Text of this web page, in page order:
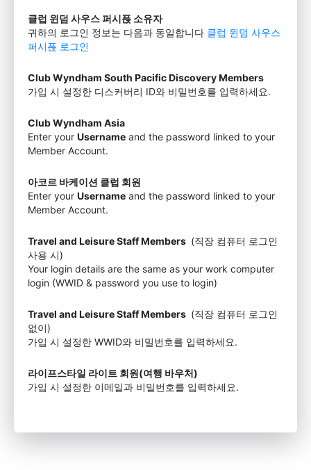
클럽 윈덤 사우스 퍼시픉 소유자
귀하의 로그인 정보는 다음과 동일합니다 클럽 윈덤 사우스
퍼시픉 로그인
Club Wyndham South Pacific Discovery Members
가입 시 설정한 디스커버리 ID와 비밀번호를 입력하세요.
Club Wyndham Asia
Enter your Username and the password linked to your
Member Account.
아코르 바케이션 클럽 회원
Enter your Username and the password linked to your
Member Account.
Travel and Leisure Staff Members (직장 컴퓨터 로그인
사용 시)
Your login details are the same as your work computer
login (WWID & password you use to login)
Travel and Leisure Staff Members (직장 컴퓨터 로그인
없이)
가입 시 설정한 WWID와 비밀번호를 입력하세요.
라이프스타일 라이트 회원(여행 바우처)
가입 시 설정한 이메일과 비밀번호를 입력하세요.